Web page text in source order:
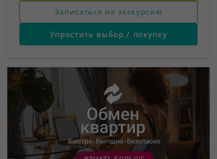
Записаться на экскурсию
Упростить выбор / покупку